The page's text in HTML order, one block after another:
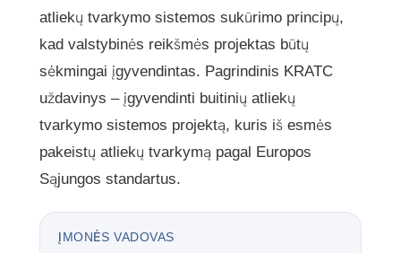
atliekų tvarkymo sistemos sukūrimo principų,
kad valstybinės reikšmės projektas būtų
sėkmingai įgyvendintas. Pagrindinis KRATC
uždavinys – įgyvendinti buitinių atliekų
tvarkymo sistemos projektą, kuris iš esmės
pakeistų atliekų tvarkymą pagal Europos
Sąjungos standartus.
ĮMONĖS VADOVAS